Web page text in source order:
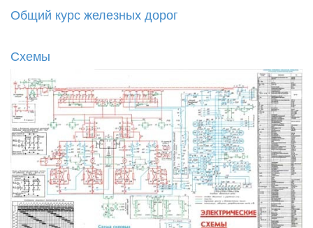
Общий курс железных дорог
Схемы